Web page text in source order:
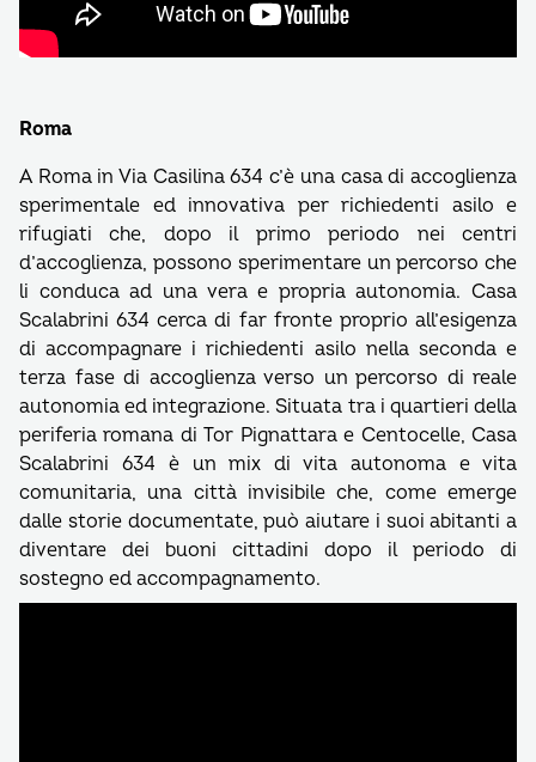
Roma
A Roma in Via Casilina 634 c’è una casa di accoglienza
sperimentale ed innovativa per richiedenti asilo e
rifugiati che, dopo il primo periodo nei centri
d’accoglienza, possono sperimentare un percorso che
li conduca ad una vera e propria autonomia. Casa
Scalabrini 634 cerca di far fronte proprio all’esigenza
di accompagnare i richiedenti asilo nella seconda e
terza fase di accoglienza verso un percorso di reale
autonomia ed integrazione. Situata tra i quartieri della
periferia romana di Tor Pignattara e Centocelle, Casa
Scalabrini 634 è un mix di vita autonoma e vita
comunitaria, una città invisibile che, come emerge
dalle storie documentate, può aiutare i suoi abitanti a
diventare dei buoni cittadini dopo il periodo di
sostegno ed accompagnamento.